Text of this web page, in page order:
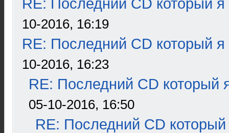
RE: Последний CD который я
10-2016, 16:19
RE: Последний CD который я
10-2016, 16:23
RE: Последний CD который
05-10-2016, 16:50
RE: Последний CD который